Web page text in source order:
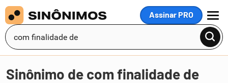
Assinar PRO
MENU
Sinônimo de com finalidade de